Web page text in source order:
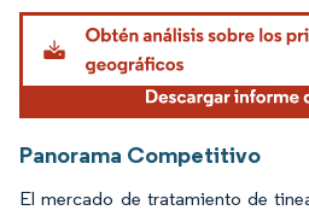
Imagen © Mordor Intelligence. El uso
Panorama Competitivo
El mercado de tratamiento de